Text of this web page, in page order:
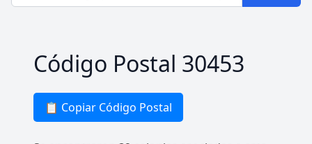
Código Postal 30453
📋 Copiar Código Postal